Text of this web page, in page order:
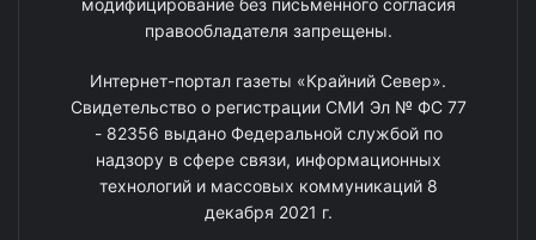
правообладателя запрещены.
Интернет-портал газеты «Крайний Север».
Свидетельство о регистрации СМИ Эл № ФС 77
- 82356 выдано Федеральной службой по
надзору в сфере связи, информационных
технологий и массовых коммуникаций 8
декабря 2021 г.